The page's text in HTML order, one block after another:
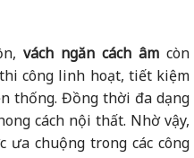
vách ngăn cách âmcòn
công linh hoạt, tiết kiệm
thống. Đồng thời đa dạng
cách nội thất. Nhờ vậy,
ưa chuộng trong các công